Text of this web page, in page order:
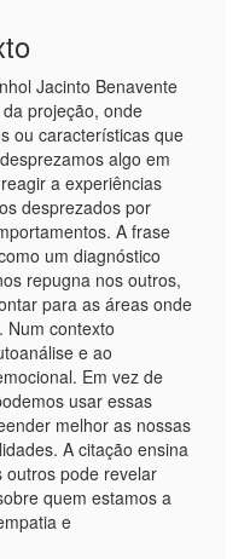
Jacinto Benavente
projeção, onde
ou características que
algo em
a experiências
desprezados por
A frase
um diagnóstico
repugna nos outros,
para as áreas onde
Num contexto
e ao
Em vez de
usar essas
melhor as nossas
A citação ensina
outros pode revelar
quem estamos a
e